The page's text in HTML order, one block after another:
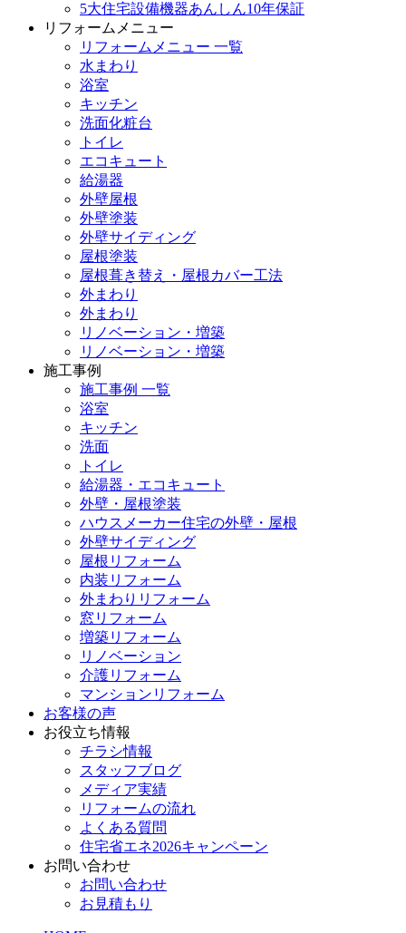
5大住宅設備機器あんしん10年保証
リフォームメニュー
リフォームメニュー 一覧
水まわり
浴室
キッチン
洗面化粧台
トイレ
エコキュート
給湯器
外壁屋根
外壁塗装
外壁サイディング
屋根塗装
屋根葺き替え・屋根カバー工法
外まわり
外まわり
リノベーション・増築
リノベーション・増築
施工事例
施工事例 一覧
浴室
キッチン
洗面
トイレ
給湯器・エコキュート
外壁・屋根塗装
ハウスメーカー住宅の外壁・屋根
外壁サイディング
屋根リフォーム
内装リフォーム
外まわりリフォーム
窓リフォーム
増築リフォーム
リノベーション
介護リフォーム
マンションリフォーム
お客様の声
お役立ち情報
チラシ情報
スタッフブログ
メディア実績
リフォームの流れ
よくある質問
住宅省エネ2026キャンペーン
お問い合わせ
お問い合わせ
お見積もり